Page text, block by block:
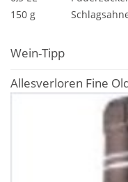
150 g
Wein-Tipp
Allesverloren Fine